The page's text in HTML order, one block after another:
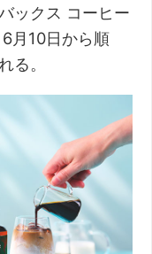
ックス コーヒー
月10日から順
る。